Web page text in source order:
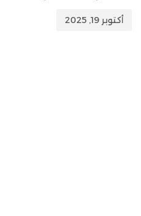
أكتوبر 19, 2025